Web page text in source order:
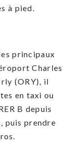
à pied.
principaux
Charles
(ORY), il
en taxi ou
B depuis
puis prendre